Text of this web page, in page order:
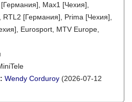
Max1 [Чехия],
[Германия], Prima [Чехия],
Eurosport, MTV Europe,
Wendy Corduroy (2026-07-12